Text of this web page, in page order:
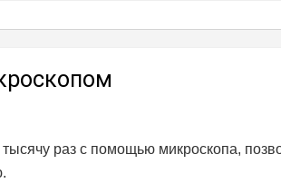
раз с помощью микроскопа,